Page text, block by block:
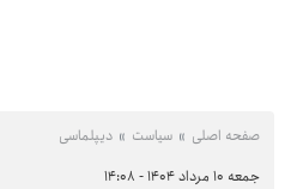
صفحه اصلی سیاست دیپلماسی
جمعه ۱۰ مرداد ۱۴۰۴ - ۱۴:۰۸